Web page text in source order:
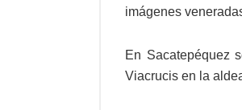
imágenes
En Sacatepéquez
Viacrucis en la